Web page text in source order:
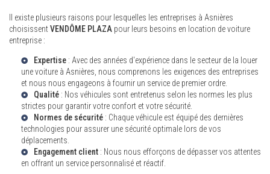
Il existe plusieurs raisons pour lesquelles les entreprises à Asnières
choisissent VENDÔME PLAZA pour leurs besoins en location de voiture
entreprise :
Expertise : Avec des années d'expérience dans le secteur de la louer
une voiture à Asnières , nous comprenons les exigences des entreprises
et nous nous engageons à fournir un service de premier ordre.
Qualité : Nos véhicules sont entretenus selon les normes les plus
strictes pour garantir votre confort et votre sécurité.
Normes de sécurité : Chaque véhicule est équipé des dernières
technologies pour assurer une sécurité optimale lors de vos
déplacements.
Engagement client : Nous nous efforçons de dépasser vos attentes
en offrant un service personnalisé et réactif.